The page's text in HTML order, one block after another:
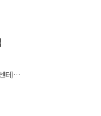
SW스타트업
터)
및 정부의 역할